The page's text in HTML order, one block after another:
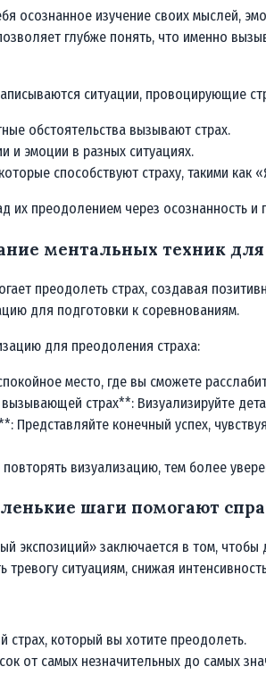
осознанное изучение своих мыслей,
глубже понять, что именно
ситуации, провоцирующие
обстоятельства вызывают страх.
и эмоции в разных ситуациях.
способствуют страху, такими как
их преодолением через осознанность и
ментальных техник
преодолеть страх, создавая
для подготовки к соревнованиям.
для преодоления страха:
место, где вы сможете
вызывающей страх**: Визуализируйте
Представляйте конечный успех,
визуализацию, тем более
шаги помогают
экспозиций» заключается в том,
ситуациям, снижая
страх, который вы хотите преодолеть.
от самых незначительных до самых